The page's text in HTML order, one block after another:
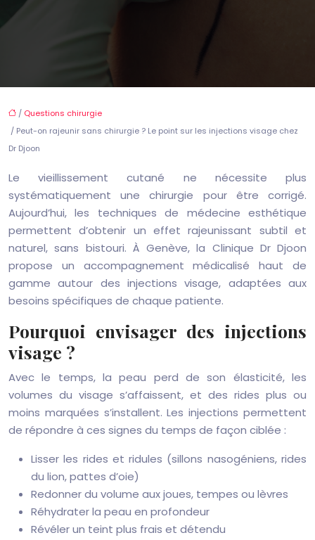
/ Questions chirurgie
/ Peut-on rajeunir sans chirurgie ? Le point sur les injections visage chez
Dr Djoon
Le vieillissement cutané ne nécessite plus
systématiquement une chirurgie pour être corrigé.
Aujourd’hui, les techniques de médecine esthétique
permettent d’obtenir un effet rajeunissant subtil et
naturel, sans bistouri. À Genève, la Clinique Dr Djoon
propose un accompagnement médicalisé haut de
gamme autour des injections visage, adaptées aux
besoins spécifiques de chaque patiente.
Pourquoi envisager des injections
visage ?
Avec le temps, la peau perd de son élasticité, les
volumes du visage s’affaissent, et des rides plus ou
moins marquées s’installent. Les injections permettent
de répondre à ces signes du temps de façon ciblée :
Lisser les rides et ridules (sillons nasogéniens, rides
du lion, pattes d’oie)
Redonner du volume aux joues, tempes ou lèvres
Réhydrater la peau en profondeur
Révéler un teint plus frais et détendu